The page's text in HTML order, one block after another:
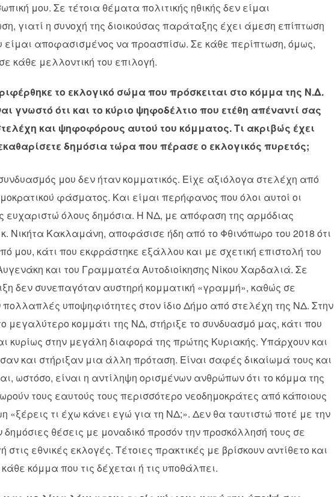
μου. Σε τέτοια θέματα πολιτικής ηθικής δεν είμαι
γιατί η συνοχή της διοικούσας παράταξης έχει άμεση επίπτωση
είμαι αποφασισμένος να προασπίσω. Σε κάθε περίπτωση, όμως,
κάθε μελλοντική του επιλογή.
το εκλογικό σώμα που πρόσκειται στο κόμμα της Ν.Δ.
γνωστό ότι και το κύριο ψηφοδέλτιο που ετέθη απέναντί σας
και ψηφοφόρους αυτού του κόμματος. Τι ακριβώς έχει
δημόσια τώρα που πέρασε ο εκλογικός πυρετός;
μου δεν ήταν κομματικός. Είχε αξιόλογα στελέχη από
φάσματος. Και είμαι περήφανος που όλοι αυτοί οι
ευχαριστώ όλους δημόσια. Η ΝΔ, με απόφαση της αρμόδιας
Νικήτα Κακλαμάνη, αποφάσισε ήδη από το Φθινόπωρο του 2018 ότι
μου, κάτι που εκφράστηκε εξάλλου και με σχετική επιστολή του
και του Γραμματέα Αυτοδιοίκησης Νίκου Χαρδαλιά. Σε
δεν συνεπαγόταν αυστηρή κομματική «γραμμή», καθώς σε
υποψηφιότητες στον ίδιο Δήμο από στελέχη της ΝΔ. Στην
μεγαλύτερο κομμάτι της ΝΔ, στήριξε το συνδυασμό μας, κάτι που
κυρίως στην μεγάλη διαφορά της πρώτης Κυριακής. Υπάρχουν και
και στήριξαν μια άλλη πρόταση. Είναι σαφές δικαίωμά τους και
ωστόσο, είναι η αντίληψη ορισμένων ανθρώπων ότι το κόμμα της
τους εαυτούς τους περισσότερο νεοδημοκράτες από κάποιους
τι έχω κάνει εγώ για τη ΝΔ;». Δεν θα ταυτιστώ ποτέ με την
θέσεις με μοναδικό προσόν την προσκόλλησή τους σε
εθνικές εκλογές. Τέτοιες πρακτικές με βρίσκουν αντίθετο και
κόμμα που τις δέχεται ή τις υποθάλπει.